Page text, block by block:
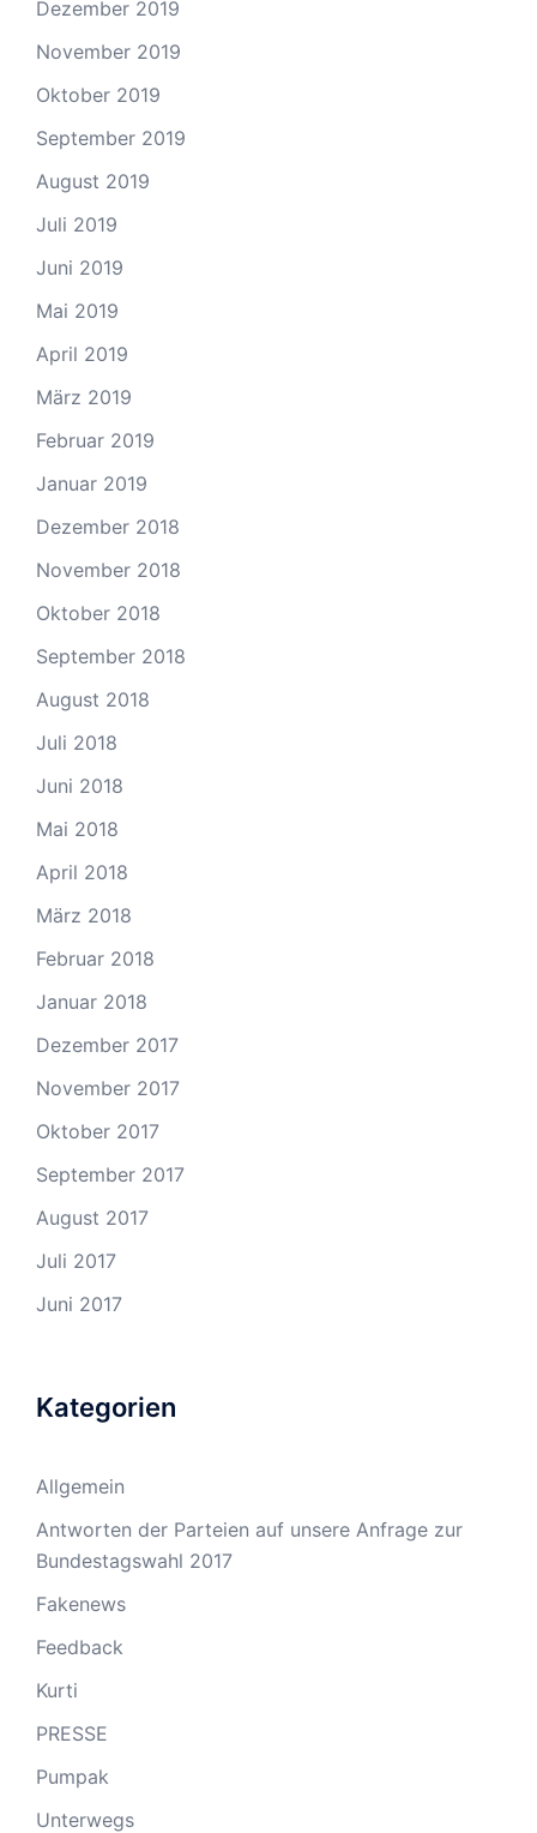
Dezember 2019
November 2019
Oktober 2019
September 2019
August 2019
Juli 2019
Juni 2019
Mai 2019
April 2019
März 2019
Februar 2019
Januar 2019
Dezember 2018
November 2018
Oktober 2018
September 2018
August 2018
Juli 2018
Juni 2018
Mai 2018
April 2018
März 2018
Februar 2018
Januar 2018
Dezember 2017
November 2017
Oktober 2017
September 2017
August 2017
Juli 2017
Juni 2017
Kategorien
Allgemein
Antworten der Parteien auf unsere Anfrage zur
Bundestagswahl 2017
Fakenews
Feedback
Kurti
PRESSE
Pumpak
Unterwegs